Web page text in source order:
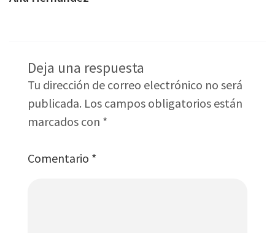
Deja una respuesta
Tu dirección de correo electrónico no será
publicada. Los campos obligatorios están
marcados con *
Comentario *